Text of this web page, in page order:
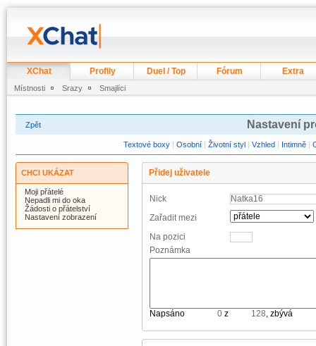
XChat Profily Duel / Top Fórum Extra
Místnosti Srazy Smajlíci
Zpět Nastavení
Textové boxy| Osobní| Životní styl| Vzhled| Intimně|
CHCI UKÁZAT
Moji přátelé
Nepadli mi do oka
Žádosti o přátelství
Nastavení zobrazení
Přidej uživatele
Nick
Zařadit mezi
Na pozici
Poznámka
Napsáno z , zbývá